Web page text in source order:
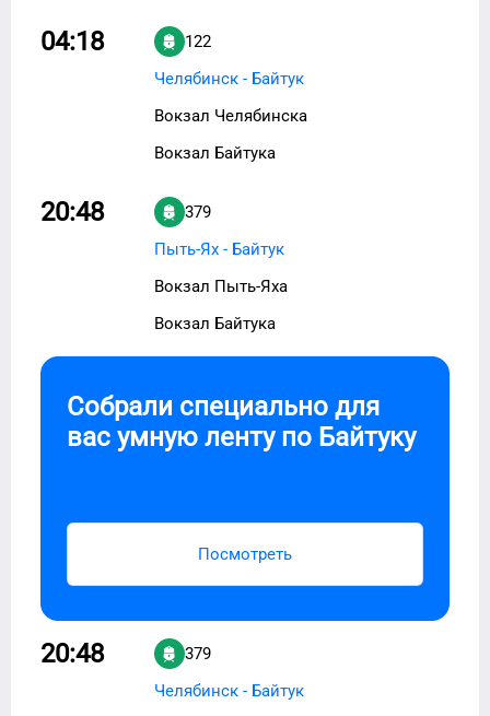
04:18
122
Челябинск - Байтук
Вокзал Челябинска
Вокзал Байтука
20:48
379
Пыть-Ях - Байтук
Вокзал Пыть-Яха
Вокзал Байтука
Собрали специально для
вас умную ленту по Байтуку
Посмотреть
20:48
379
Челябинск - Байтук